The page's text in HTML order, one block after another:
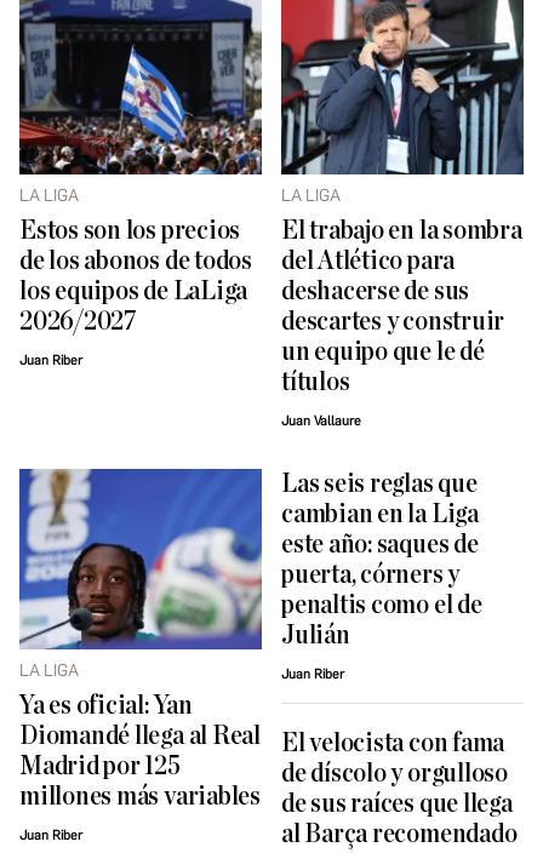
LA LIGA
Estos son los precios
de los abonos de todos
los equipos de LaLiga
2026/2027
Juan Riber
LA LIGA
El trabajo en la sombra
del Atlético para
deshacerse de sus
descartes y construir
un equipo que le dé
títulos
Juan Vallaure
LA LIGA
Ya es oficial: Yan
Diomandé llega al Real
Madrid por 125
millones más variables
Juan Riber
Las seis reglas que
cambian en la Liga
este año: saques de
puerta, córners y
penaltis como el de
Julián
Juan Riber
El velocista con fama
de díscolo y orgulloso
de sus raíces que llega
al Barça recomendado